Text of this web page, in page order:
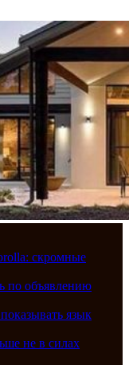
скромные
по объявлению
язык
не в силах